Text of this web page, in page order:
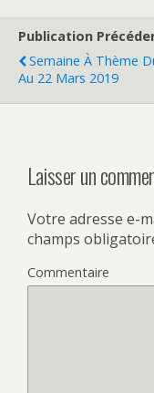
Publication
Semaine À Thème
Au 22 Mars 2019
Laisser un
Votre adresse e-
champs
Commentaire